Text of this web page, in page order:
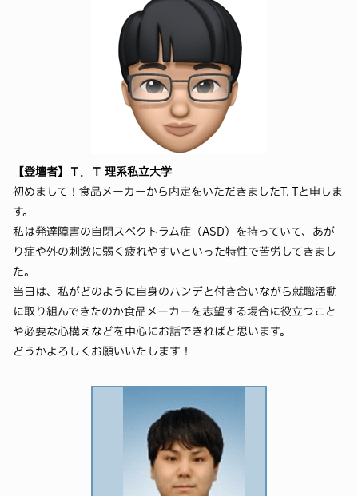
【登壇者】Ｔ．Ｔ 理系私立大学
初めまして！食品メーカーから内定をいただきましたT. Tと申しま
す。
私は発達障害の自閉スペクトラム症（ASD）を持っていて、あが
り症や外の刺激に弱く疲れやすいといった特性で苦労してきまし
た。
当日は、私がどのように自身のハンデと付き合いながら就職活動
に取り組んできたのか食品メーカーを志望する場合に役立つこと
や必要な心構えなどを中心にお話できればと思います。
どうかよろしくお願いいたします！